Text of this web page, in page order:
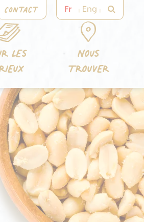
Contact Fr Eng
LES NOUS
TROUVER